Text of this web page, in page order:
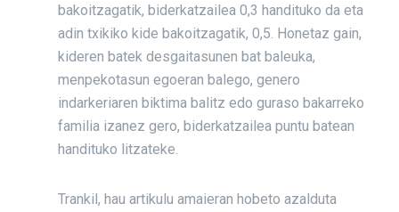
bakoitzagatik, biderkatzailea 0,3 handituko da eta
adin txikiko kide bakoitzagatik, 0,5. Honetaz gain,
kideren batek desgaitasunen bat baleuka,
menpekotasun egoeran balego, genero
indarkeriaren biktima balitz edo guraso bakarreko
familia izanez gero, biderkatzailea puntu batean
handituko litzateke.
Trankil, hau artikulu amaieran hobeto azalduta